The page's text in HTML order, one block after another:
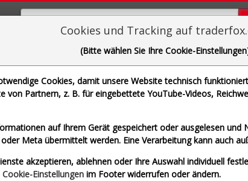
Southern Copper Corp.
[PCU | WKN A0HG1Y | ISIN US84265V1052]
Cookies und Tracking auf
(Bitte wählen Sie Ihre Cookie-
Cookies, damit unsere Website technisch
von Partnern, z. B. für eingebettete YouTube-Videos,
auf Ihrem Gerät gespeichert oder ausgelesen und
Meta übermittelt werden. Eine Verarbeitung kann auch
akzeptieren, ablehnen oder Ihre Auswahl individuell
Cookie-Einstellungen im Footer widerrufen oder ändern.